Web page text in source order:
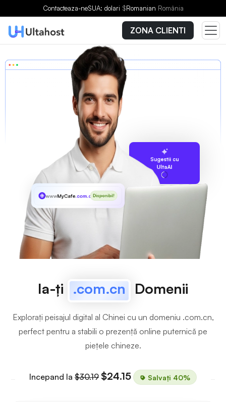
Contacteaza-neSUA: dolari $Romanian România
ZONA CLIENTI
Sugestii cu
UltaAI
wwwMyCafe.com.cnDisponibil!
Ia-ți .com.cn Domenii
Explorați peisajul digital al Chinei cu un domeniu .com.cn,
perfect pentru a stabili o prezență online puternică pe
piețele chineze.
Incepand la $30.19 $24.15 Salvați 40%